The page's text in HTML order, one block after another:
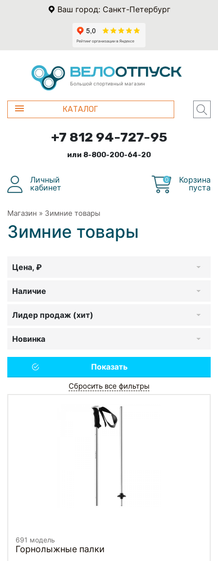
Ваш город: Санкт-Петербург
Большой спортивный магазин
КАТАЛОГ
+7 812 94-727-95
или 8-800-200-64-20
Личный
кабинет
0
Корзина
пуста
Магазин » Зимние товары
Зимние товары
Цена, ₽
Наличие
Лидер продаж (хит)
Новинка
Сбросить все фильтры
691 модель
Горнолыжные палки